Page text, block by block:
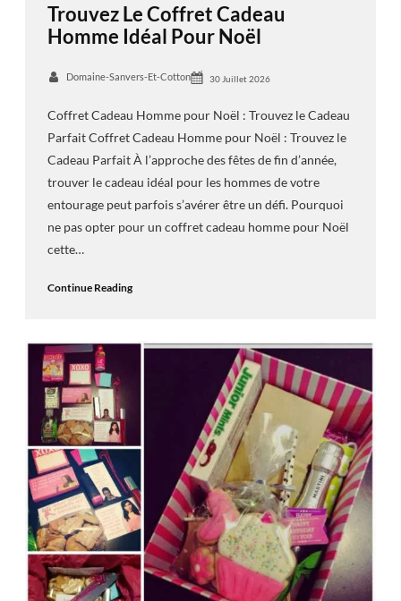
Trouvez Le Coffret Cadeau
Homme Idéal Pour Noël
Domaine-Sanvers-Et-Cotton 30 Juillet 2026
Coffret Cadeau Homme pour Noël : Trouvez le Cadeau
Parfait Coffret Cadeau Homme pour Noël : Trouvez le
Cadeau Parfait À l’approche des fêtes de fin d’année,
trouver le cadeau idéal pour les hommes de votre
entourage peut parfois s’avérer être un défi. Pourquoi
ne pas opter pour un coffret cadeau homme pour Noël
cette…
Continue Reading